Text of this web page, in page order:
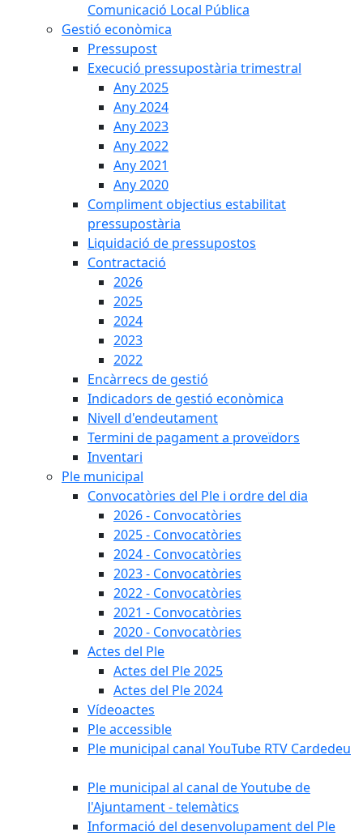
Comunicació Local Pública
Gestió econòmica
Pressupost
Execució pressupostària trimestral
Any 2025
Any 2024
Any 2023
Any 2022
Any 2021
Any 2020
Compliment objectius estabilitat
pressupostària
Liquidació de pressupostos
Contractació
2026
2025
2024
2023
2022
Encàrrecs de gestió
Indicadors de gestió econòmica
Nivell d'endeutament
Termini de pagament a proveïdors
Inventari
Ple municipal
Convocatòries del Ple i ordre del dia
2026 - Convocatòries
2025 - Convocatòries
2024 - Convocatòries
2023 - Convocatòries
2022 - Convocatòries
2021 - Convocatòries
2020 - Convocatòries
Actes del Ple
Actes del Ple 2025
Actes del Ple 2024
Vídeoactes
Ple accessible
Ple municipal canal YouTube RTV Cardedeu
Ple municipal al canal de Youtube de
l'Ajuntament - telemàtics
Informació del desenvolupament del Ple